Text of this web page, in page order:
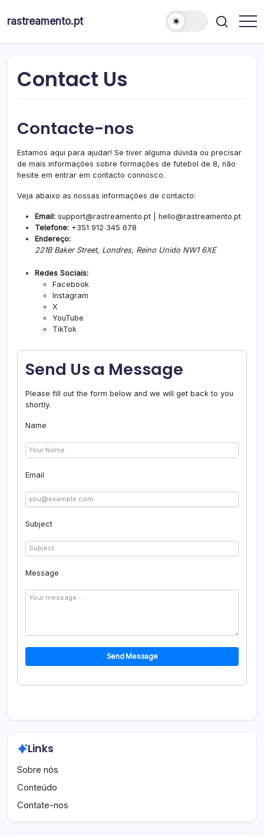
rastreamento.pt
Contact Us
Contacte-nos
Estamos aqui para ajudar! Se tiver alguma dúvida ou precisar
de mais informações sobre formações de futebol de 8, não
hesite em entrar em contacto connosco.
Veja abaixo as nossas informações de contacto:
Email: support@rastreamento.pt
hello@rastreamento.pt
Telefone: +351 912 345 678
Endereço:
221B Baker Street, Londres, Reino Unido NW1 6XE
Redes Sociais:
Facebook
Instagram
X
YouTube
TikTok
Send Us a Message
Please fill out the form below and we will get back to you
shortly.
Name
Email
Subject
Message
Send Message
Links
Sobre nós
Conteúdo
Contate-nos